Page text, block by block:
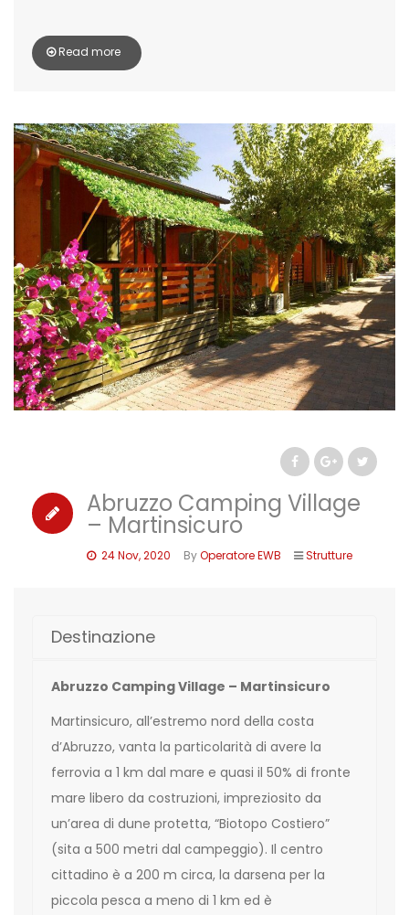
Read more
Abruzzo Camping Village
– Martinsicuro
24 Nov, 2020 ByOperatore EWB Strutture
Destinazione
Abruzzo Camping Village – Martinsicuro
Martinsicuro, all’estremo nord della costa
d’Abruzzo, vanta la particolarità di avere la
ferrovia a 1 km dal mare e quasi il 50% di fronte
mare libero da costruzioni, impreziosito da
un’area di dune protetta, “Biotopo Costiero”
(sita a 500 metri dal campeggio). Il centro
cittadino è a 200 m circa, la darsena per la
piccola pesca a meno di 1 km ed è